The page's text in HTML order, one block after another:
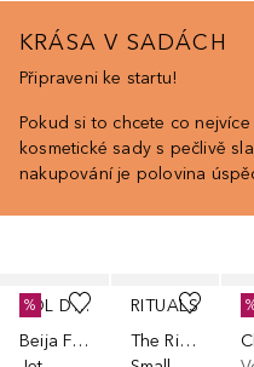
KRÁSA V SADÁCH
Připraveni ke startu!
Pokud si to chcete co
kosmetické sady s pečlivě
nakupování je polovina
SOL DE JANEIRO
Beija Flor
%
RITUALS
The Ritual of Ayurveda